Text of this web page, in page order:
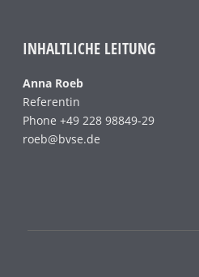
INHALTLICHE LEITUNG
Anna Roeb
Referentin
Phone +49 228 98849-29
roeb@bvse.de